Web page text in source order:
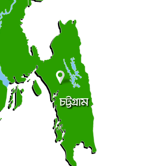
মৃদু ধাক্কাধাক্কি
উদ্বোধন